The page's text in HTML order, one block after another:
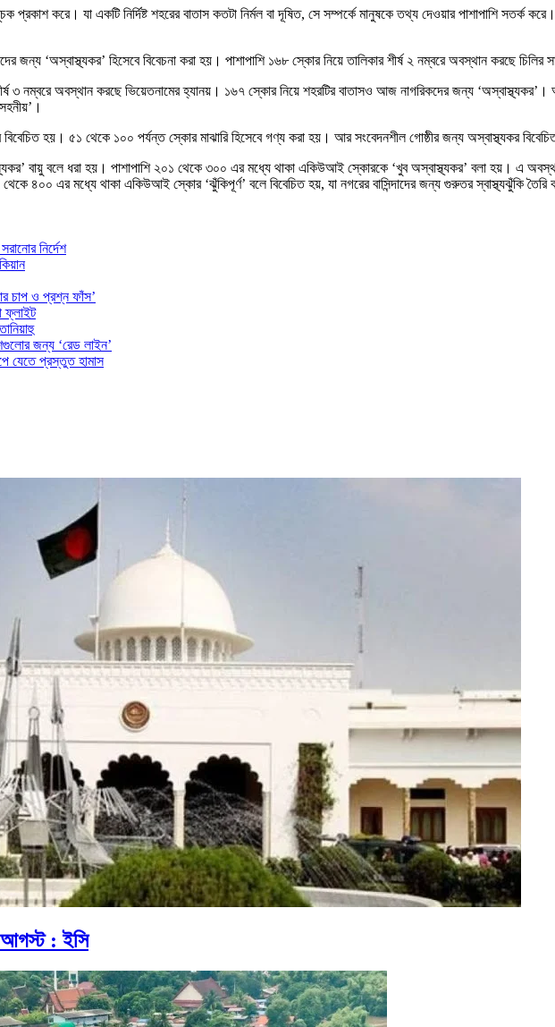
প্রকাশ করে। যা একটি নির্দিষ্ট শহরের বাতাস কতটা নির্মল বা দূষিত, সে সম্পর্কে মানুষকে তথ্য দেওয়ার পাশাপাশি সতর্ক
জন্য ‘অস্বাস্থ্যকর’ হিসেবে বিবেচনা করা হয়। পাশাপাশি ১৬৮ স্কোর নিয়ে তালিকার শীর্ষ ২ নম্বরে অবস্থান করছে
৩ নম্বরে অবস্থান করছে ভিয়েতনামের হ্যানয়। ১৬৭ স্কোর নিয়ে শহরটির বাতাসও আজ নাগরিকদের জন্য
হয়। ৫১ থেকে ১০০ পর্যন্ত স্কোর মাঝারি হিসেবে গণ্য করা হয়। আর সংবেদনশীল গোষ্ঠীর জন্য অস্বাস্থ্যকর
বায়ু বলে ধরা হয়। পাশাপাশি ২০১ থেকে ৩০০ এর মধ্যে থাকা একিউআই স্কোরকে ‘খুব অস্বাস্থ্যকর’ বলা হয়। এ
থেকে ৪০০ এর মধ্যে থাকা একিউআই স্কোর ‘ঝুঁকিপূর্ণ’ বলে বিবেচিত হয়, যা নগরের বাসিন্দাদের জন্য গুরুতর স্বাস্থ্যঝুঁকি তৈরি
নির্দেশ
চাপ ও প্রশ্ন ফাঁস’
ফ্লাইট
জন্য ‘রেড লাইন’
যেতে প্রস্তুত হামাস
আগস্ট : ইসি